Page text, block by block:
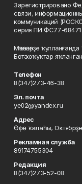
Зарегистрировано
связи,
коммуникаций
серия ПИ ФС77-68471
Мәҡәләләрҙе
Бөтә хоҡуҡтар
Телефон
8(347)273-46-38
Эл. почта
ye02@yandex.ru
Адрес
Өфө ҡалаһы,
Рекламная служба
89174755304
Редакция
8(347)273-52-08